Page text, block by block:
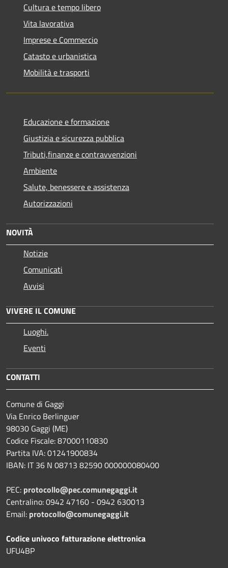
Cultura e tempo libero
Vita lavorativa
Imprese e Commercio
Catasto e urbanistica
Mobilità e trasporti
Educazione e formazione
Giustizia e sicurezza pubblica
Tributi,finanze e contravvenzioni
Ambiente
Salute, benessere e assistenza
Autorizzazioni
NOVITÀ
Notizie
Comunicati
Avvisi
VIVERE IL COMUNE
Luoghi.
Eventi
CONTATTI
Comune di Gaggi
Via Enrico Berlinguer
98030 Gaggi (ME)
Codice Fiscale: 87000110830
Partita IVA: 01241900834
IBAN: IT 36 N 08713 82590 000000080400
PEC: protocollo@pec.comunegaggi.it
Centralino: 0942 47160 - 0942 630013
Email: protocollo@comunegaggi.it
Codice univoco fatturazione elettronica
UFU4BP